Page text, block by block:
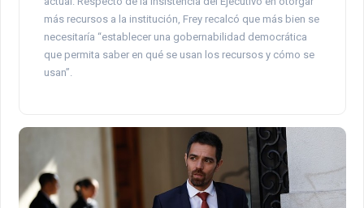
más recursos a la institución, Frey recalcó que más bien se
necesitaría “establecer una gobernabilidad democrática
que permita saber en qué se usan los recursos y cómo se
usan”.